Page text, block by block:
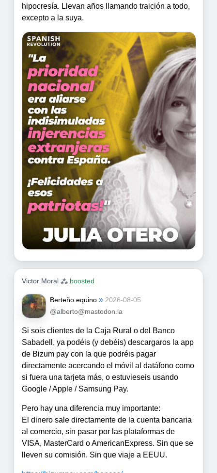
hipocresía. Llevan años llamando traición a todo,
excepto a la suya.
Victor Moral ⁂boosted
Berteño equino » 2026-08-05
@alberto@mastodon.la
Si sois clientes de la Caja Rural o del Banco
Sabadell, ya podéis (y debéis) descargaros la app
de Bizum pay con la que podréis pagar
directamente acercando el móvil al datáfono como
si fuera una tarjeta más, o estuvieseis usando
Google / Apple / Samsung Pay.
Pero hay una diferencia muy importante:
El dinero sale directamente de la cuenta bancaria
al comercio, sin pasar por las plataformas de
VISA, MasterCard o AmericanExpress. Sin que se
lleven su comisión. Sin que viaje a EEUU.